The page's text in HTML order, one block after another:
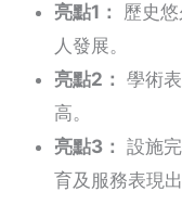
亮點1：
歷史
人發展。
亮點2： 學術
高。
亮點3： 設施
育及服務表現出